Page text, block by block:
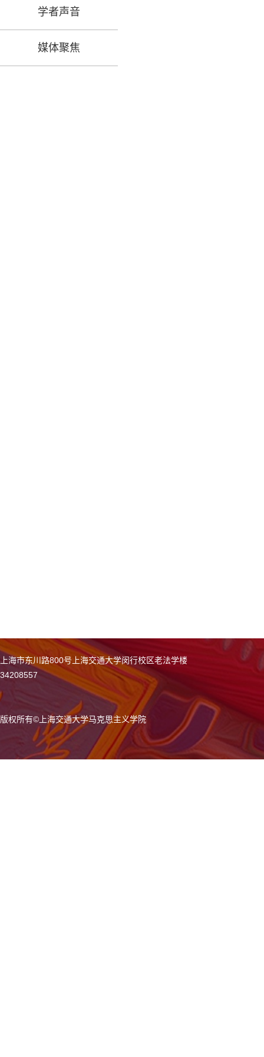
学者声音
媒体聚焦
上海市东川路800号上海交通大学闵行校区老法学楼
34208557
版权所有© 上海交通大学马克思主义学院